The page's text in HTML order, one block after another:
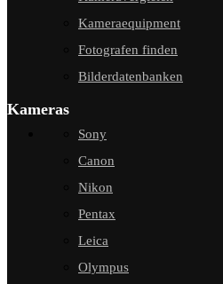
Kameraequipment
Fotografen finden
Bilderdatenbanken
Kameras
Sony
Canon
Nikon
Pentax
Leica
Olympus